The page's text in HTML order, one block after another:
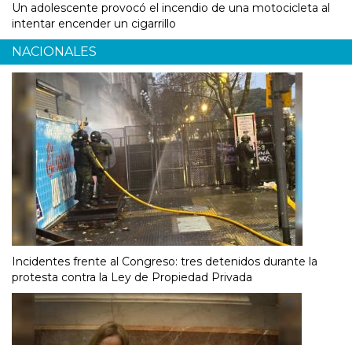
Un adolescente provocó el incendio de una motocicleta al
intentar encender un cigarrillo
NACIONALES
Incidentes frente al Congreso: tres detenidos durante la
protesta contra la Ley de Propiedad Privada